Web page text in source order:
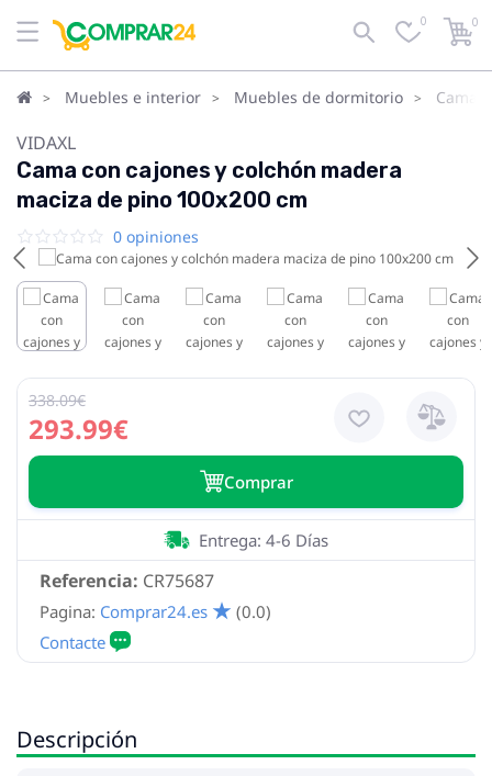
0 0
Muebles e interior Muebles de dormitorio Camas
VIDAXL
Cama con cajones y colchón madera
maciza de pino 100x200 cm
0 opiniones
293.99€
338.09€
Сomprar
Referencia: CR75687
Entrega: 4-6 Días
Pagina: Comprar24.es (0.0)
Descripción